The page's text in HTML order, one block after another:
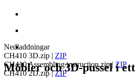
Nedladdningar
CH410 3D.zip | ZIP
CH410 Assembling instruction.zip| ZIP
CH410 2D.zip|ZIP
Möbler och 3D-pussel i ett